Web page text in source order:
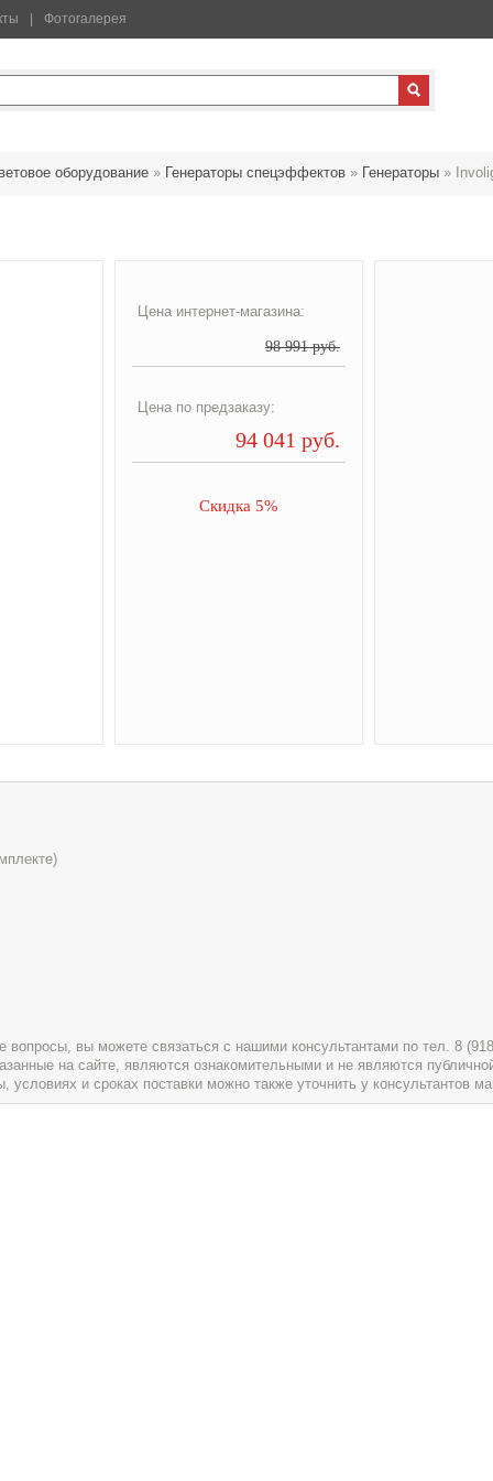
Фотогалерея
оборудование » Генераторы спецэффектов » Генераторы »
Цена интернет-магазина:
98 991 руб.
Цена по предзаказу:
94 041 руб.
Скидка 5%
вы можете связаться с нашими консультантами по тел. 8
на сайте, являются ознакомительными и не являются
и сроках поставки можно также уточнить у консультантов